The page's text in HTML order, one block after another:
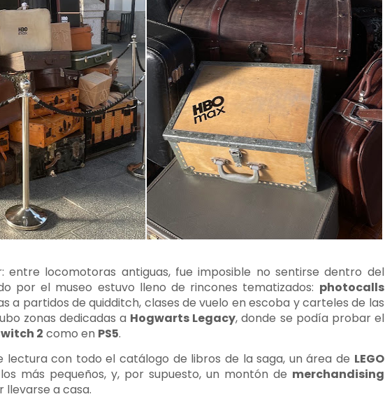
entre locomotoras antiguas, fue imposible no sentirse dentro del
por el museo estuvo lleno de rincones tematizados: photocalls
a partidos de quidditch, clases de vuelo en escoba y carteles de las
zonas dedicadas a Hogwarts Legacy, donde se podía probar el
2 como en PS5.
lectura con todo el catálogo de libros de la saga, un área de LEGO
más pequeños, y, por supuesto, un montón de merchandising
llevarse a casa.